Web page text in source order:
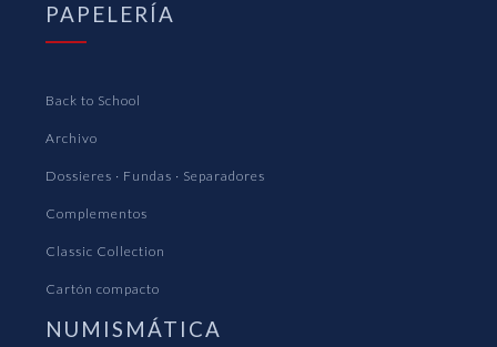
PAPELERÍA
Back to School
Archivo
Dossieres · Fundas · Separadores
Complementos
Classic Collection
Cartón compacto
NUMISMÁTICA